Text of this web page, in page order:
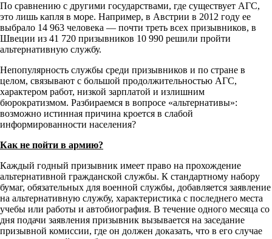
По сравнению с другими государствами, где существует АГС,
это лишь капля в море. Например, в Австрии в 2012 году ее
выбрало 14 963 человека — почти треть всех призывников, в
Швеции из 41 720 призывников 10 990 решили пройти
альтернативную службу.
Непопулярность службы среди призывников и по стране в
целом, связывают с большой продолжительностью АГС,
характером работ, низкой зарплатой и излишним
бюрократизмом. Разбираемся в вопросе «альтернативы»:
возможно истинная причина кроется в слабой
информированности населения?
Как не пойти в армию?
Каждый годный призывник имеет право на прохождение
альтернативной гражданской службы. К стандартному набору
бумаг, обязательных для военной службы, добавляется заявление
на альтернативную службу, характеристика с последнего места
учебы или работы и автобиография. В течение одного месяца со
дня подачи заявления призывник вызывается на заседание
призывной комиссии, где он должен доказать, что в его случае